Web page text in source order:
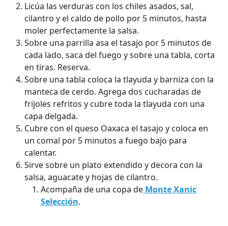
Licúa las verduras con los chiles asados, sal,
cilantro y el caldo de pollo por 5 minutos, hasta
moler perfectamente la salsa.
Sobre una parrilla asa el tasajo por 5 minutos de
cada lado, saca del fuego y sobre una tabla, corta
en tiras. Reserva.
Sobre una tabla coloca la tlayuda y barniza con la
manteca de cerdo. Agrega dos cucharadas de
frijoles refritos y cubre toda la tlayuda con una
capa delgada.
Cubre con el queso Oaxaca el tasajo y coloca en
un comal por 5 minutos a fuego bajo para
calentar.
Sirve sobre un plato extendido y decora con la
salsa, aguacate y hojas de cilantro.
Acompaña de una copa de Monte Xanic
Selección.